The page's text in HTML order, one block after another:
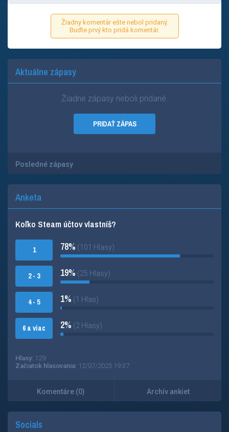
Žiadny komentár ešte nebol pridaný.
Buďte prvý kto pridá komentár.
Aktuálne zápasy
Žiadne zápasy neboli pridané.
PRIDAŤ ZÁPAS
Posledné zápasy
Anketa
Koľko Steam účtov vlastníš?
1
2 - 3
4 - 5
6 a viac
78% (101 Hlasy)
19% (25 Hlasy)
1% (1 Hlas)
2% (2 Hlasy)
Hlasy: 129
Začiatok hlasovania: 12/07/2025 19:37
Komentáre (0) Archív ankiet
Socials